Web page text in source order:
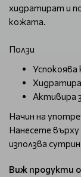
хидратират и
кожата.
Ползи
Хидратира
Активира
Начин на
Нанесете
използва
Виж продукти